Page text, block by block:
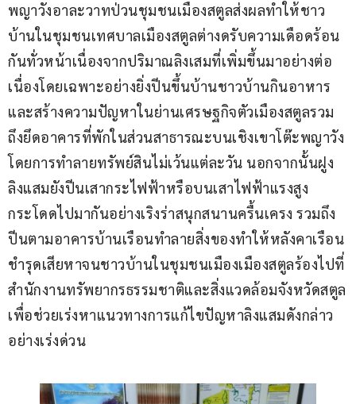
พญาวังอาละวาทป่วนชุมชนเมืองสตูลส่งผลทำให้ชาว
บ้านในชุมชนเทศบาลเมืองสตูลต่างดรับความเดือดร้อน
กันทั่วหน้าเนื่องจากปริมาณลิงเสมที่เพิ่มขึ้นมาอย่างต่อ
เนื่องโดยเฉพาะอย่างยิ่งปีนขึ้นบ้านชาวบ้านกินอาหาร
และสร้างความปัญหาในย่านเศรษฐกิจตัวเมืองสตูลรวม
ถึงยึดอาคารที่พักในส่วนสาธารณะบนเชิงเขาโต๊ะพญาวัง
โดยการทำลายทรัพย์สินไม่เว้นแต่ละวัน นอกจากนั้นฝูง
ลิงแสมยังปีนเสากระไฟฟ้าหรือบนเสาไฟฟ้าแรงสูง
กระโดดไปมากันอย่างเริงร่าสนุกสนานครื้นเครง รวมถึง
ปีนตามอาคารบ้านเรือนทำลายสิ่งของทำให้หลังคาเรือน
ชำรุดเสียหาจนชาวบ้านในชุมชนเมืองเมืองสตูลร้องไปที่
สำนักงานทรัพยากรธรรมชาติและสิ่งแวดล้อมจังหวัดสตูล
เพื่อช่วยเร่งหาแนวทางการแก้ไขปัญหาลิงแสมดังกล่าว
อย่างเร่งด่วน